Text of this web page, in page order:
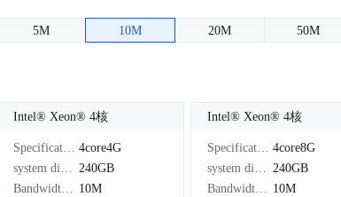
5M 10M 20M 50M
Intel®️ Xeon®️ 4核
Specifications： 4core4G
system disk： 240GB
Bandwidth： 10M
Intel®️ Xeon®️ 4核
Specifications： 4core8G
system disk： 240GB
Bandwidth： 10M